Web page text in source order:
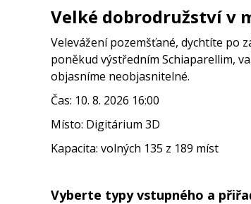
Velké dobrodružství v
Velevážení pozemšťané, dychtíte po
poněkud výstředním Schiaparellim,
objasníme neobjasnitelné.
Čas: 10. 8. 2026 16:00
Místo: Digitárium 3D
Kapacita: volných 135 z 189 míst
Vyberte typy vstupného a